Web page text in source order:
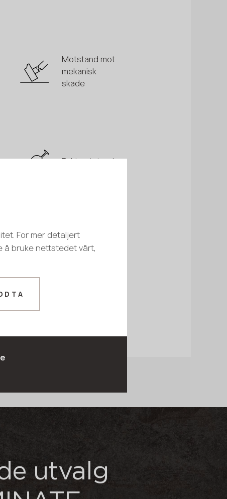
Motstand mot
mekanisk
skade
Fuktmotstand
utvalg
For mer detaljert
å bruke nettstedet vårt,